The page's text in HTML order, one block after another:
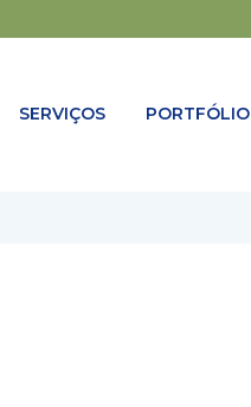
SERVIÇOS PORTFÓLIO